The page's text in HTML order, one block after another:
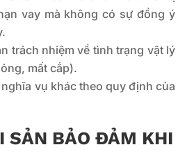
vay mà không có sự đồng ý
trách nhiệm về tình trạng vật lý
mất cắp).
vụ khác theo quy định của
SẢN BẢO ĐẢM KHI